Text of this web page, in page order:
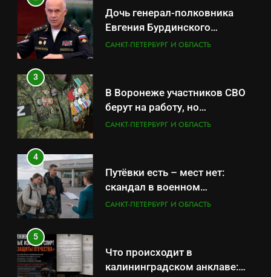
Дочь генерал-полковника
Евгения Бурдинского
оказывает платные услуги по
САНКТ-ПЕТЕРБУРГ И ОБЛАСТЬ
3
В Воронеже участников СВО
берут на работу, но
удержаться удаётся не всем
САНКТ-ПЕТЕРБУРГ И ОБЛАСТЬ
4
Путёвки есть – мест нет:
скандал в военном
санатории Владивостока
САНКТ-ПЕТЕРБУРГ И ОБЛАСТЬ
5
Что происходит в
калининградском анклаве: